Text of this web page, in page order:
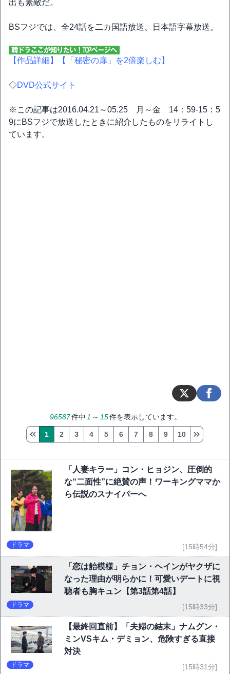
出も素敵だ。
BSフジでは、全24話を二カ国語放送、日本語字幕放送。
【作品詳細】 【「秘密の扉」を2倍楽しむ】
◇DVD公式サイト
※この記事は2016.04.21～05.25 月～金 14：59-15：5
9にBSフジで放送したときに紹介したものをリライトし
ています。
96587件中 1 ～ 15件を表示しています。
1 2 3 4 5 6 7 8 9 10
「人妻キラー」コン・ヒョジン、圧倒的
な“二面性”に絶賛の声！ワーキングママか
ら伝説のスナイパーへ
ドラマ [15時54分]
「恋は飴模様」チョン・ヘインがヤクザに
なった理由が明らかに！可愛いデートに視
聴者も胸キュン【第3話第4話】
ドラマ [15時33分]
【最終回直前】「夫婦の結末」ナムグン・
ミンVSキム・デミョン、危険すぎる直接
対決
ドラマ [15時31分]